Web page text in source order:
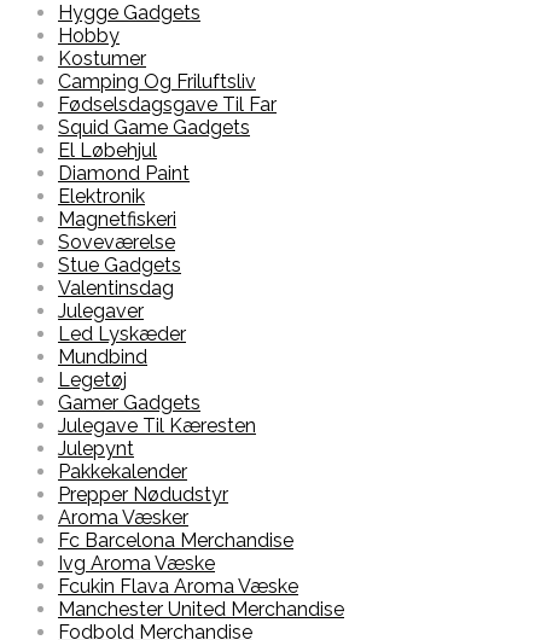
Hygge Gadgets
Hobby
Kostumer
Camping Og Friluftsliv
Fødselsdagsgave Til Far
Squid Game Gadgets
El Løbehjul
Diamond Paint
Elektronik
Magnetfiskeri
Soveværelse
Stue Gadgets
Valentinsdag
Julegaver
Led Lyskæder
Mundbind
Legetøj
Gamer Gadgets
Julegave Til Kæresten
Julepynt
Pakkekalender
Prepper Nødudstyr
Aroma Væsker
Fc Barcelona Merchandise
Ivg Aroma Væske
Fcukin Flava Aroma Væske
Manchester United Merchandise
Fodbold Merchandise